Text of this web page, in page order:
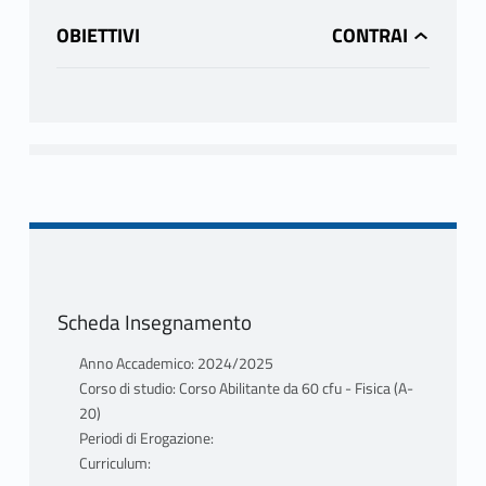
OBIETTIVI
Scheda Insegnamento
Anno Accademico: 2024/2025
Corso di studio: Corso Abilitante da 60 cfu - Fisica (A-
20)
Periodi di Erogazione:
Curriculum: